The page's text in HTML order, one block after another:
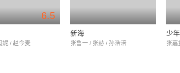
6.5
妮 / 赵今麦
新海
张鲁一 / 张赫 / 孙浩涪
少
张嘉